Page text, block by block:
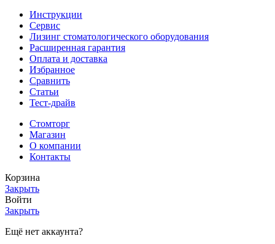
Инструкции
Сервис
Лизинг стоматологического оборудования
Расширенная гарантия
Оплата и доставка
Избранное
Сравнить
Статьи
Тест-драйв
Стомторг
Магазин
О компании
Контакты
Корзина
Закрыть
Войти
Закрыть
Ещё нет аккаунта?